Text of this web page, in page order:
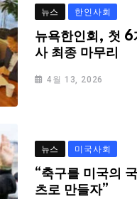
뉴스 한인사회
뉴욕한인회, 첫 6
사 최종 마무리
4월 13, 2026
뉴스 미국사회
“축구를 미국의
츠로 만들자”